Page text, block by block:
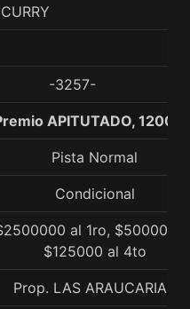
-3257-
APITUTADO, 1200
Pista Normal
Condicional
al 1ro, $500000
$125000 al 4to
Prop. LAS ARAUCARIAS